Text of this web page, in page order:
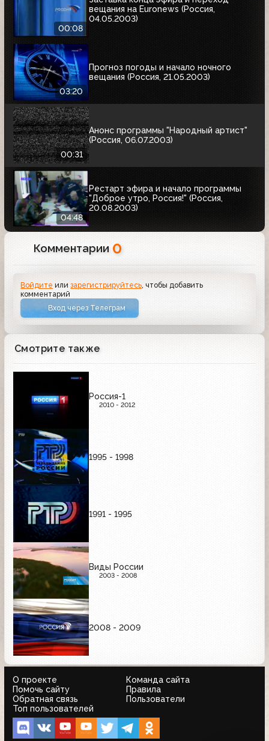
00:08
вещания на Euronews (Россия,
04.05.2003)
03:20
Прогноз погоды и начало ночного
вещания (Россия, 21.05.2003)
00:31
Анонс программы "Народный артист"
(Россия, 06.07.2003)
04:48
Рестарт эфира и начало программы
"Доброе утро, Россия!" (Россия,
20.08.2003)
Комментарии 0
Войдите илизарегистрируйтесь , чтобы добавить
комментарий
Вход через Телеграм
Смотрите также
Россия-1
2010 - 2012
1995 - 1998
1991 - 1995
Виды России
2003 - 2008
2008 - 2009
О проекте
Команда сайта
Помочь сайту
Правила
Обратная связь
Пользователи
Топ пользователей